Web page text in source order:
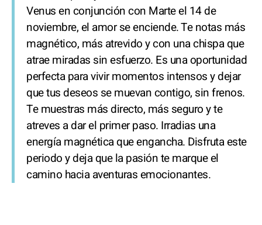
Venus en conjunción con Marte el 14 de
noviembre, el amor se enciende. Te notas más
magnético, más atrevido y con una chispa que
atrae miradas sin esfuerzo. Es una oportunidad
perfecta para vivir momentos intensos y dejar
que tus deseos se muevan contigo, sin frenos.
Te muestras más directo, más seguro y te
atreves a dar el primer paso. Irradias una
energía magnética que engancha. Disfruta este
periodo y deja que la pasión te marque el
camino hacia aventuras emocionantes.